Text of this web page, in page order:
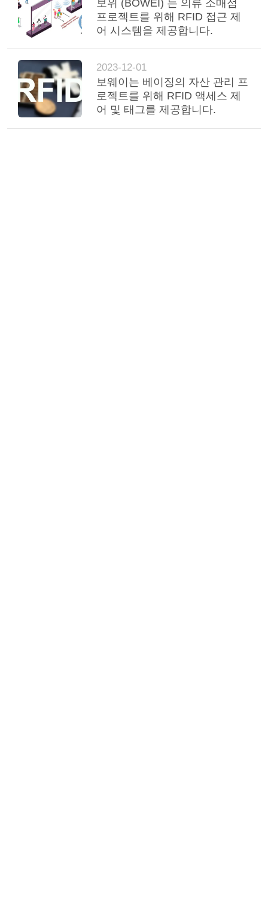
보위 (BOWEI) 는 의류 소매점
프로젝트를 위해 RFID 접근 제
어 시스템을 제공합니다.
2023-12-01
보웨이는 베이징의 자산 관리 프
로젝트를 위해 RFID 액세스 제
어 및 태그를 제공합니다.